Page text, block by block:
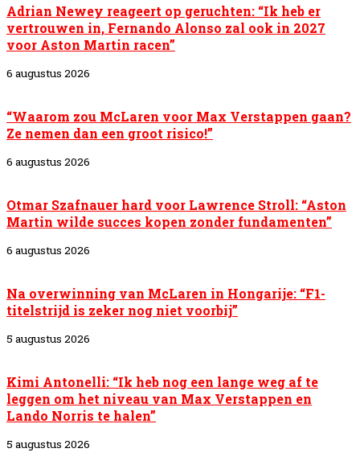
Adrian Newey reageert op geruchten: “Ik heb er
vertrouwen in, Fernando Alonso zal ook in 2027
voor Aston Martin racen”
6 augustus 2026
“Waarom zou McLaren voor Max Verstappen gaan?
Ze nemen dan een groot risico!”
6 augustus 2026
Otmar Szafnauer hard voor Lawrence Stroll: “Aston
Martin wilde succes kopen zonder fundamenten”
6 augustus 2026
Na overwinning van McLaren in Hongarije: “F1-
titelstrijd is zeker nog niet voorbij”
5 augustus 2026
Kimi Antonelli: “Ik heb nog een lange weg af te
leggen om het niveau van Max Verstappen en
Lando Norris te halen”
5 augustus 2026